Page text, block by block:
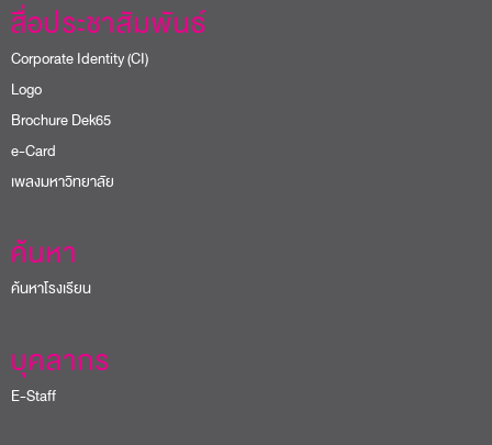
สื่อประชาสัมพันธ์
Corporate Identity (CI)
Logo
Brochure Dek65
e-Card
เพลงมหาวิทยาลัย
ค้นหา
ค้นหาโรงเรียน
บุคลากร
E-Staff